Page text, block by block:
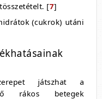
[7]
(cukrok) utáni
játszhat a
rákos betegek